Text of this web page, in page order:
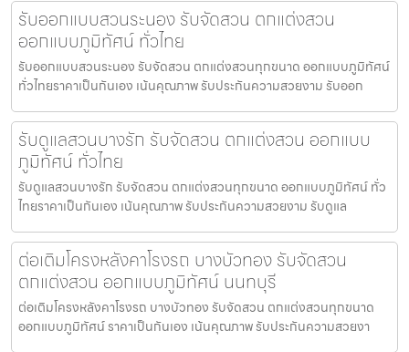
รับออกแบบสวนระนอง รับจัดสวน ตกแต่งสวน
ออกแบบภูมิทัศน์ ทั่วไทย
รับออกแบบสวนระนอง รับจัดสวน ตกแต่งสวนทุกขนาด ออกแบบภูมิทัศน์
ทั่วไทยราคาเป็นกันเอง เน้นคุณภาพ รับประกันความสวยงาม รับออก
รับดูแลสวนบางรัก รับจัดสวน ตกแต่งสวน ออกแบบ
ภูมิทัศน์ ทั่วไทย
รับดูแลสวนบางรัก รับจัดสวน ตกแต่งสวนทุกขนาด ออกแบบภูมิทัศน์ ทั่ว
ไทยราคาเป็นกันเอง เน้นคุณภาพ รับประกันความสวยงาม รับดูแล
ต่อเติมโครงหลังคาโรงรถ บางบัวทอง รับจัดสวน
ตกแต่งสวน ออกแบบภูมิทัศน์ นนทบุรี
ต่อเติมโครงหลังคาโรงรถ บางบัวทอง รับจัดสวน ตกแต่งสวนทุกขนาด
ออกแบบภูมิทัศน์ ราคาเป็นกันเอง เน้นคุณภาพ รับประกันความสวยงา